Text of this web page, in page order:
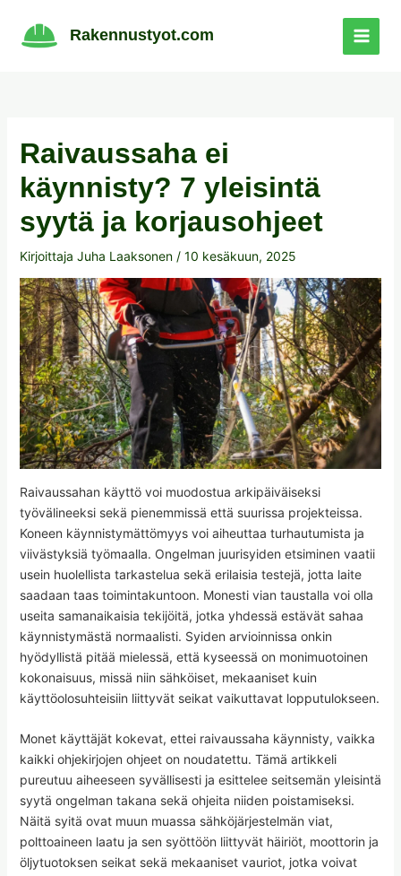
sisältöön
Rakennustyot.com
Raivaussaha ei
käynnisty? 7 yleisintä
syytä ja korjausohjeet
Kirjoittaja Juha Laaksonen / 10 kesäkuun, 2025
Raivaussahan käyttö voi muodostua arkipäiväiseksi
työvälineeksi sekä pienemmissä että suurissa projekteissa.
Koneen käynnistymättömyys voi aiheuttaa turhautumista ja
viivästyksiä työmaalla. Ongelman juurisyiden etsiminen vaatii
usein huolellista tarkastelua sekä erilaisia testejä, jotta laite
saadaan taas toimintakuntoon. Monesti vian taustalla voi olla
useita samanaikaisia tekijöitä, jotka yhdessä estävät sahaa
käynnistymästä normaalisti. Syiden arvioinnissa onkin
hyödyllistä pitää mielessä, että kyseessä on monimuotoinen
kokonaisuus, missä niin sähköiset, mekaaniset kuin
käyttöolosuhteisiin liittyvät seikat vaikuttavat lopputulokseen.
Monet käyttäjät kokevat, ettei raivaussaha käynnisty, vaikka
kaikki ohjekirjojen ohjeet on noudatettu. Tämä artikkeli
pureutuu aiheeseen syvällisesti ja esittelee seitsemän yleisintä
syytä ongelman takana sekä ohjeita niiden poistamiseksi.
Näitä syitä ovat muun muassa sähköjärjestelmän viat,
polttoaineen laatu ja sen syöttöön liittyvät häiriöt, moottorin ja
öljytuotoksen seikat sekä mekaaniset vauriot, jotka voivat